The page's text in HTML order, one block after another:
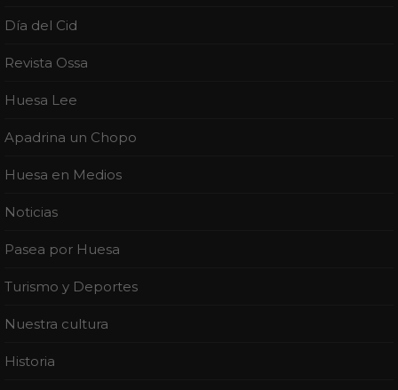
Día del Cid
Revista Ossa
Huesa Lee
Apadrina un Chopo
Huesa en Medios
Noticias
Pasea por Huesa
Turismo y Deportes
Nuestra cultura
Historia